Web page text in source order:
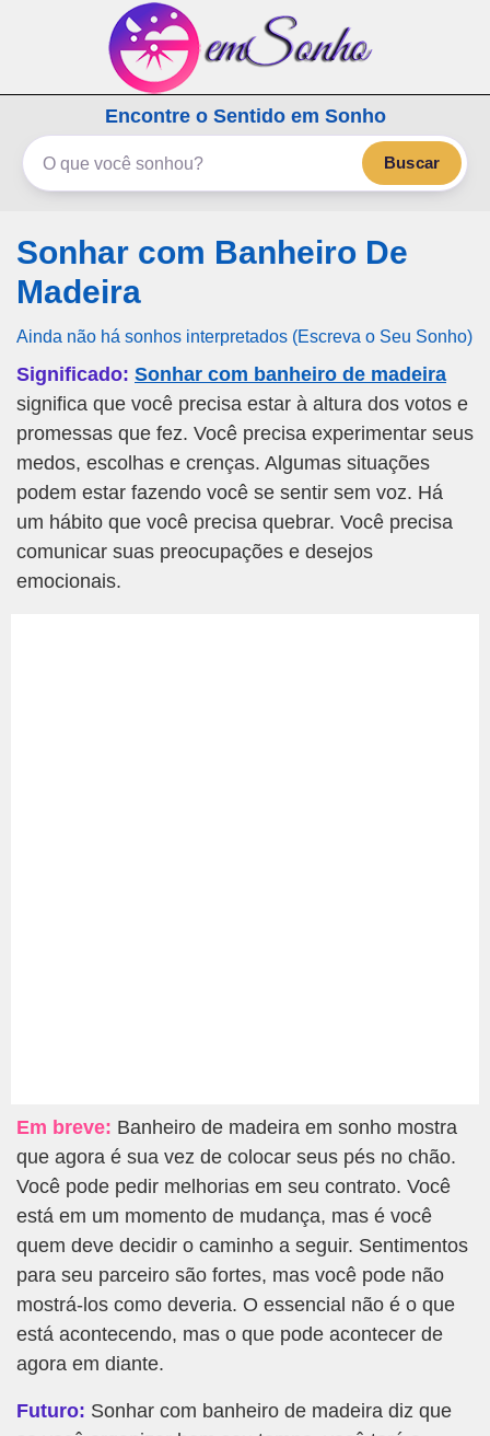
emSonho.com
Os sonhos significam mais
Encontre o Sentido em Sonho
Buscar
Sonhar com Banheiro De
Madeira
Ainda não há sonhos interpretados (Escreva o Seu Sonho)
Significado: Sonhar com banheiro de madeira
significa que você precisa estar à altura dos votos e
promessas que fez. Você precisa experimentar seus
medos, escolhas e crenças. Algumas situações
podem estar fazendo você se sentir sem voz. Há
um hábito que você precisa quebrar. Você precisa
comunicar suas preocupações e desejos
emocionais.
Em breve: Banheiro de madeira em sonho mostra
que agora é sua vez de colocar seus pés no chão.
Você pode pedir melhorias em seu contrato. Você
está em um momento de mudança, mas é você
quem deve decidir o caminho a seguir. Sentimentos
para seu parceiro são fortes, mas você pode não
mostrá-los como deveria. O essencial não é o que
está acontecendo, mas o que pode acontecer de
agora em diante.
Futuro: Sonhar com banheiro de madeira diz que